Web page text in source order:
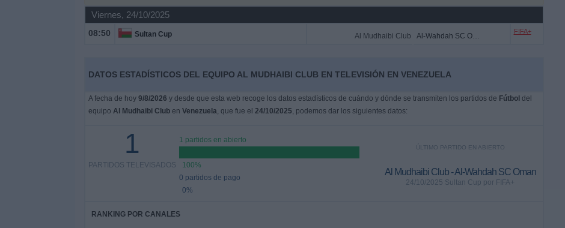
Viernes, 24/10/2025
08:50 Sultan Cup Al Mudhaibi Club Al-Wahdah SC Oman
FIFA+
DATOS ESTADÍSTICOS DEL EQUIPO AL MUDHAIBI CLUB EN TELEVISIÓN EN VENEZUELA
A fecha de hoy 9/8/2026 y desde que esta web recoge los datos estadísticos de cuándo y dónde se transmiten los partidos de Fútbol del
equipo Al Mudhaibi Cluben Venezuela, que fue el 24/10/2025, podemos dar los siguientes datos:
1
PARTIDOS TELEVISADOS
1 partidos en abierto
100%
0 partidos de pago
0%
ÚLTIMO PARTIDO EN ABIERTO
Al Mudhaibi Club - Al-Wahdah SC Oman
24/10/2025 Sultan Cup por FIFA+
RANKING POR CANALES